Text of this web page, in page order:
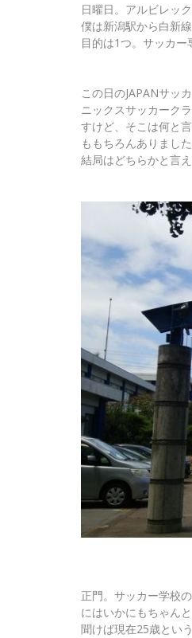
日曜日。アルビレッ
僕は新潟駅から白新
目的は1つ。サッカー
この日のJAPANサッ
ニックスサッカーク
すけど、そこは何と
ももちろんありました
結局はどちらかと言
正門。サッカー学校
にはいかにもちゃん
聞けば現在25歳とい